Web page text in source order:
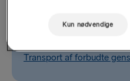
Kan jeg tage alkohol
Transport af forbudte
Kun nødvendige